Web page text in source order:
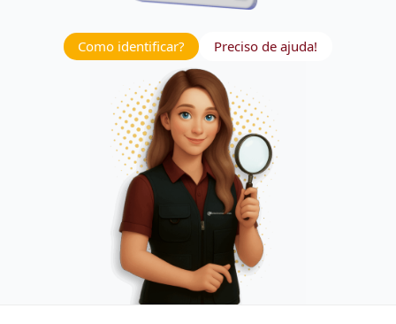
Como identificar? Preciso de ajuda!